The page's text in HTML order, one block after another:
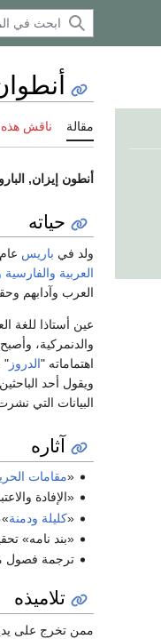
مقالة ناقش
أنطون إيزان,
حياته
ولد في باريس عام 1758م، وتعلم
العربية والفارسية
العرب وآدابهم
عين أستاذا للغة
والدنمركية، وأصبح مديراً
اهتماماته "الدروز "
ويقول أحد
البيانات التي
آثاره
«مقامات
«الإفادة
«كليلة ودمنة
«بند نامه»
ترجمة فصول
تلاميذه
ممن تخرج على